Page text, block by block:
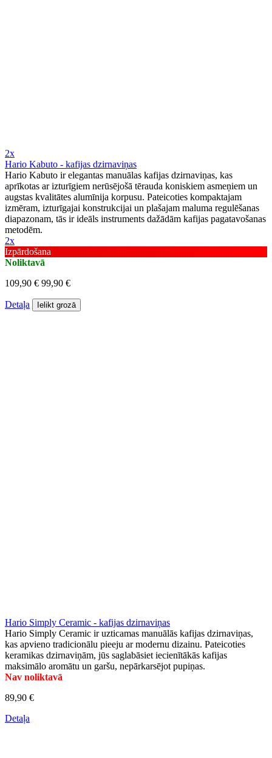
2x
Hario Kabuto - kafijas dzirnaviņas
Hario Kabuto ir elegantas manuālas kafijas dzirnaviņas, kas
aprīkotas ar izturīgiem nerūsējošā tērauda koniskiem asmeņiem un
augstas kvalitātes alumīnija korpusu. Pateicoties kompaktajam
izmēram, izturīgajai konstrukcijai un plašajam maluma regulēšanas
diapazonam, tās ir ideāls instruments dažādām kafijas pagatavošanas
metodēm.
2x
Izpārdošana
Noliktavā
109,90 € 99,90 €
Detaļa Ielikt grozā
Hario Simply Ceramic - kafijas dzirnaviņas
Hario Simply Ceramic ir uzticamas manuālās kafijas dzirnaviņas,
kas apvieno tradicionālu pieeju ar modernu dizainu. Pateicoties
keramikas dzirnaviņām, jūs saglabāsiet iecienītākās kafijas
maksimālo aromātu un garšu, nepārkarsējot pupiņas.
Nav noliktavā
89,90 €
Detaļa